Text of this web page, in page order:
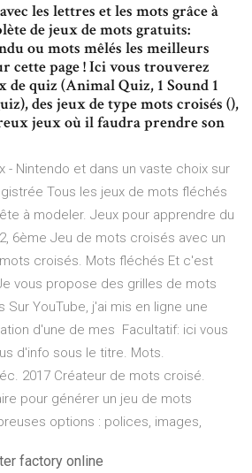
les lettres et les mots grâce à
de jeux de mots gratuits:
ou mots mêlés les meilleurs
cette page ! Ici vous trouverez
de quiz (Animal Quiz, 1 Sound 1
des jeux de type mots croisés (),
jeux où il faudra prendre son
- Nintendo et dans un vaste choix sur
Tous les jeux de mots fléchés
à modeler. Jeux pour apprendre du
6ème Jeu de mots croisés avec un
croisés. Mots fléchés Et c'est
vous propose des grilles de mots
YouTube, j'ai mis en ligne une
d'une de mes Facultatif: ici vous
d'info sous le titre. Mots.
2017 Créateur de mots croisé.
pour générer un jeu de mots
options : polices, images,
factory online